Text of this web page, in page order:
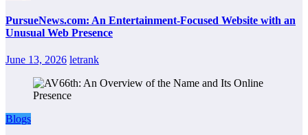
PursueNews.com: An Entertainment-Focused Website with an
Unusual Web Presence
June 13, 2026 letrank
Blogs